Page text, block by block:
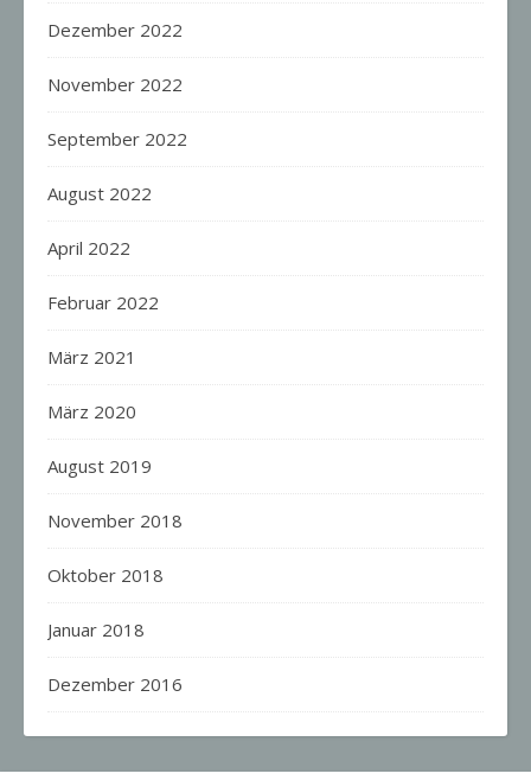
Dezember 2022
November 2022
September 2022
August 2022
April 2022
Februar 2022
März 2021
März 2020
August 2019
November 2018
Oktober 2018
Januar 2018
Dezember 2016